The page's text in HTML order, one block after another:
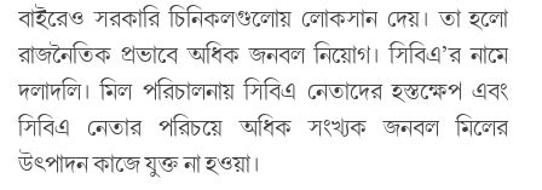
বাইরেও সরকারি চিনিকলগুলোয় লোকসান দেয়। তা হলো
রাজনৈতিক প্রভাবে অধিক জনবল নিয়োগ। সিবিএ’র নামে
দলাদলি। মিল পরিচালনায় সিবিএ নেতাদের হস্তক্ষেপ এবং
সিবিএ নেতার পরিচয়ে অধিক সংখ্যক জনবল মিলের
উৎপাদন কাজে যুক্ত না হওয়া।